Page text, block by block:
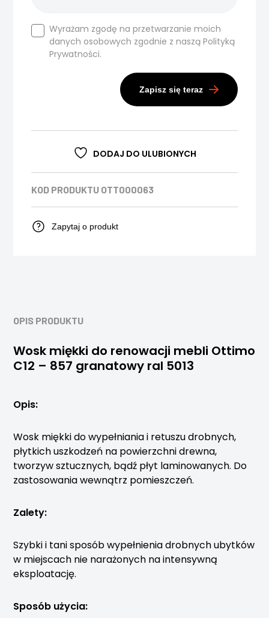
Wyrażam zgodę na przetwarzanie moich
danych osobowych zgodnie z nasząPolityką
Prywatności.
Zapisz się teraz
DODAJ DO ULUBIONYCH
KOD PRODUKTU OTT000063
Zapytaj o produkt
OPIS PRODUKTU
Wosk miękki do renowacji mebli Ottimo
C12 – 857 granatowy ral 5013
Opis:
Wosk miękki do wypełniania i retuszu drobnych,
płytkich uszkodzeń na powierzchni drewna,
tworzyw sztucznych, bądź płyt laminowanych. Do
zastosowania wewnątrz pomieszczeń.
Zalety:
Szybki i tani sposób wypełnienia drobnych ubytków
w miejscach nie narażonych na intensywną
eksploatację.
Sposób użycia: